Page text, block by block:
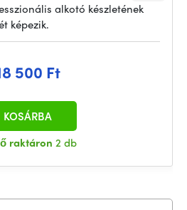
alkotó készletének
képezik.
500 Ft
raktáron 2 db
KOSÁRBA